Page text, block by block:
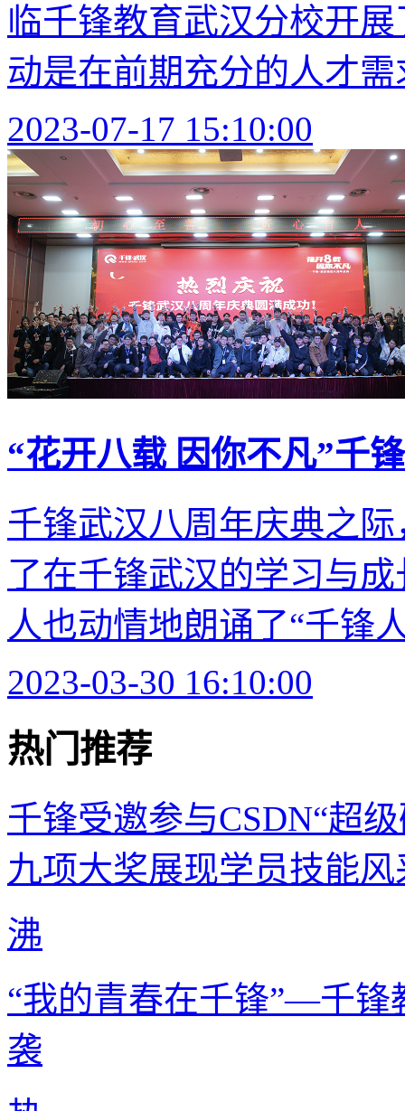
临千锋教育武汉分校开
动是在前期充分的人才
2023-07-17 15:10:00
“花开八载 因你不凡”千
千锋武汉八周年庆典之
了在千锋武汉的学习与
人也动情地朗诵了“千锋
2023-03-30 16:10:00
热门推荐
千锋受邀参与CSDN“超
九项大奖展现学员技能风
沸
“我的青春在千锋”—千锋
袭